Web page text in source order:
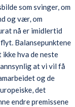
som svinger, om
og vær, om
nå er imidlertid
Balansepunktene
hva de neste
at vi vil få
og de
det
endre premissene